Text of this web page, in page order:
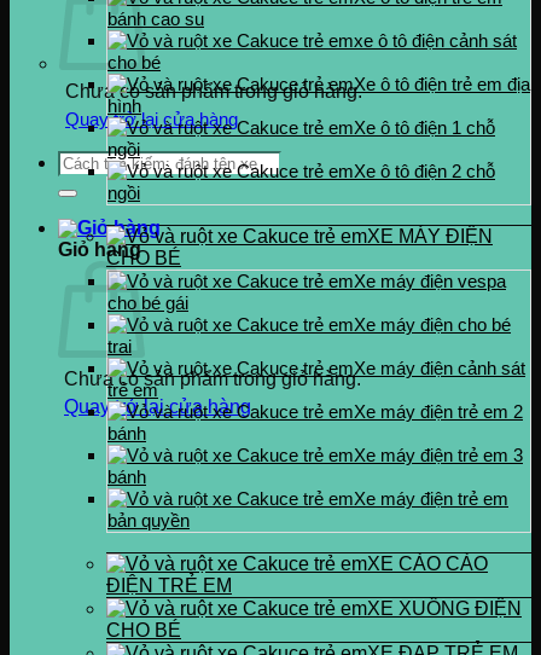
Chưa có sản phẩm trong giỏ hàng.
Quay trở lại cửa hàng
Tìm
kiếm:
Giỏ hàng
Chưa có sản phẩm trong giỏ hàng.
Quay trở lại cửa hàng
bánh cao su
xe ô tô điện cảnh sát
cho bé
Xe ô tô điện trẻ em địa
hình
Xe ô tô điện 1 chỗ
ngồi
Xe ô tô điện 2 chỗ
ngồi
XE MÁY ĐIỆN
CHO BÉ
Xe máy điện vespa
cho bé gái
Xe máy điện cho bé
trai
Xe máy điện cảnh sát
trẻ em
Xe máy điện trẻ em 2
bánh
Xe máy điện trẻ em 3
bánh
Xe máy điện trẻ em
bản quyền
XE CÀO CÀO
ĐIỆN TRẺ EM
XE XUỒNG ĐIỆN
CHO BÉ